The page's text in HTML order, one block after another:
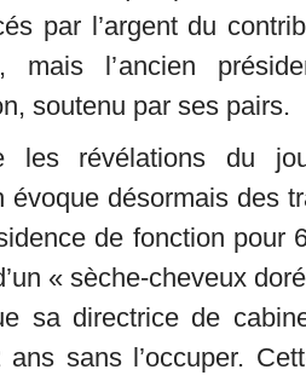
par l’argent du
mais l’ancien
soutenu par ses pairs.
les révélations du
évoque désormais des
de fonction pour
« sèche-cheveux
sa directrice de
sans l’occuper.